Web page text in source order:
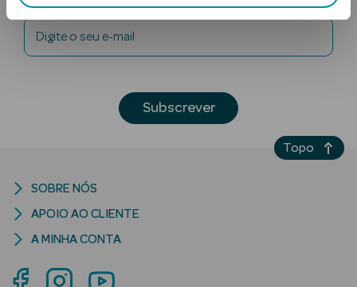
Corpo
Rosto
Lábios
Digite o seu e-mail
Subscrever
SOBRE NÓS
APOIO AO CLIENTE
A MINHA CONTA
Topo